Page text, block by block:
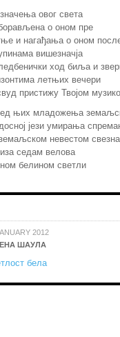
овог света
о оном пре
и нагађања о оном
вишезначја
ход биља и
летњих вечери
пристижу Твојом
њих младожења
јези умирања
невестом
иза седам велова
белином светли
2012
ШАУЛА
бела